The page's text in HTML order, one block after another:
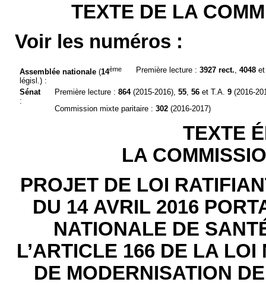
TEXTE DE LA
Voir les numéros :
Assemblée nationale(14ème
législ.) :
Première lecture : 3927 rect. 4048et
Sénat
:
Première lecture : 864(2015-2016), 55, 56 et T.A. 9(2016-
Commission mixte paritaire : 302(2016-2017)
TEXTE
LA
PROJET DE LOI
DU 14 AVRIL 2016
NATIONALE DE
L’ARTICLE 166 DE LA
DE MODERNISATION